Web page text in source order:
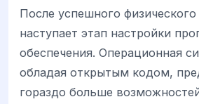
После успешного
наступает этап настройки
обеспечения. Операционная
обладая открытым кодом,
гораздо больше